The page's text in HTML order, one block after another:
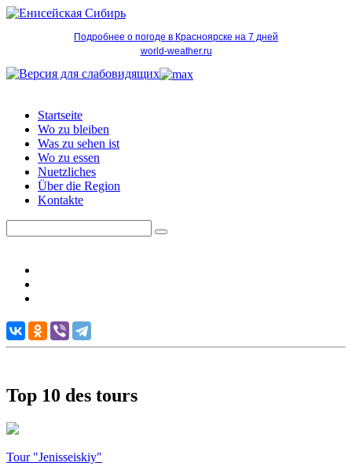
Подробнее о погоде в Красноярске на 7 дней
world-weather.ru
Startseite
Wo zu bleiben
Was zu sehen ist
Wo zu essen
Nuetzliches
Über die Region
Kontakte
Top 10 des tours
Tour "Jenisseiskiy"